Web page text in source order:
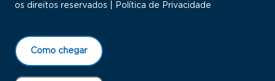
os direitos reservados |
Política de Privacidade
Como chegar